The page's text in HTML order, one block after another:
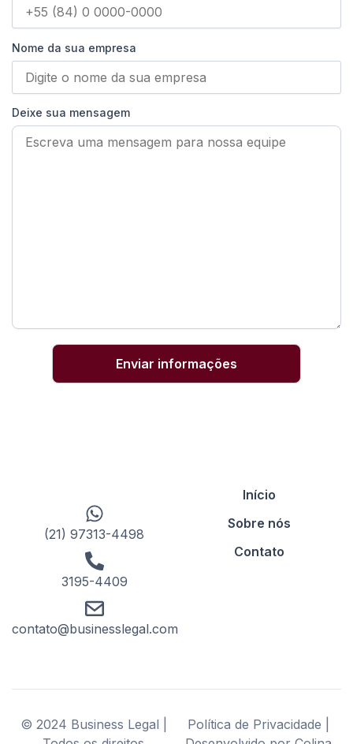
Nome da sua empresa
Deixe sua mensagem
(21) 97313-4498
3195-4409
contato@businesslegal.com
Início
Sobre nós
Contato
© 2024 Business Legal |
Política de Privacidade |